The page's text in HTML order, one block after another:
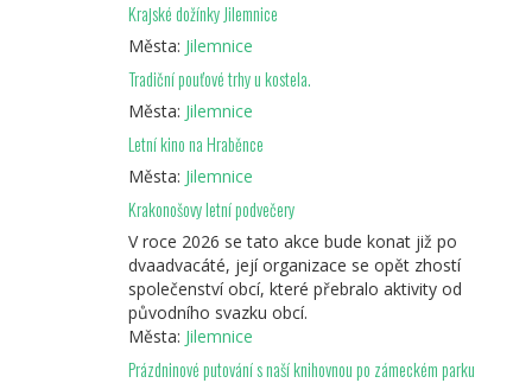
Krajské dožínky Jilemnice
Města: Jilemnice
Tradiční pouťové trhy u kostela.
Města: Jilemnice
Letní kino na Hraběnce
Města: Jilemnice
Krakonošovy letní podvečery
V roce 2026 se tato akce bude konat již po
dvaadvacáté, její organizace se opět zhostí
společenství obcí, které přebralo aktivity od
původního svazku obcí.
Města: Jilemnice
Prázdninové putování s naší knihovnou po zámeckém parku